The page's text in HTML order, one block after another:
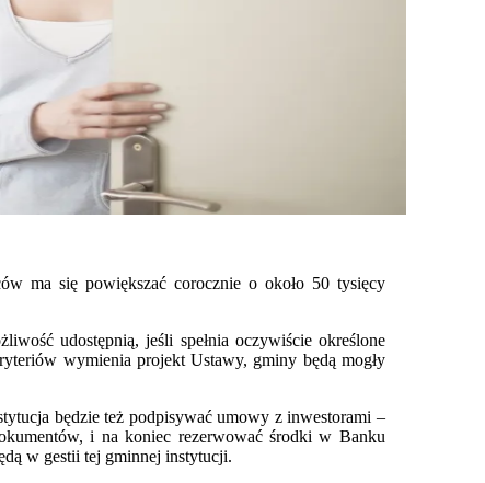
ma się powiększać corocznie o około 50 tysięcy
udostępnią, jeśli spełnia oczywiście określone
wymienia projekt Ustawy, gminy będą mogły
będzie też podpisywać umowy z inwestorami –
i na koniec rezerwować środki w Banku
w gestii tej gminnej instytucji.